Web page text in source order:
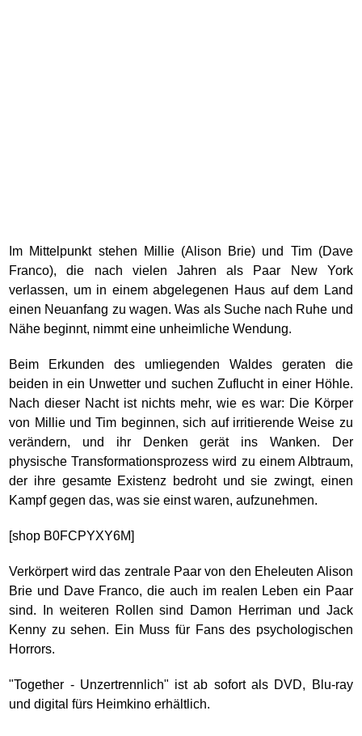
Im Mittelpunkt stehen Millie (Alison Brie) und Tim (Dave
Franco), die nach vielen Jahren als Paar New York
verlassen, um in einem abgelegenen Haus auf dem Land
einen Neuanfang zu wagen. Was als Suche nach Ruhe und
Nähe beginnt, nimmt eine unheimliche Wendung.
Beim Erkunden des umliegenden Waldes geraten die
beiden in ein Unwetter und suchen Zuflucht in einer Höhle.
Nach dieser Nacht ist nichts mehr, wie es war: Die Körper
von Millie und Tim beginnen, sich auf irritierende Weise zu
verändern, und ihr Denken gerät ins Wanken. Der
physische Transformationsprozess wird zu einem Albtraum,
der ihre gesamte Existenz bedroht und sie zwingt, einen
Kampf gegen das, was sie einst waren, aufzunehmen.
[shop B0FCPYXY6M]
Verkörpert wird das zentrale Paar von den Eheleuten Alison
Brie und Dave Franco, die auch im realen Leben ein Paar
sind. In weiteren Rollen sind Damon Herriman und Jack
Kenny zu sehen. Ein Muss für Fans des psychologischen
Horrors.
"Together - Unzertrennlich" ist ab sofort als DVD, Blu-ray
und digital fürs Heimkino erhältlich.